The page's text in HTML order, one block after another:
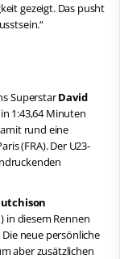
gezeigt. Das pusht
SuperstarDavid
1:43,64 Minuten
rund eine
(FRA). Der U23-
in diesem Rennen
neue persönliche
aber zusätzlichen